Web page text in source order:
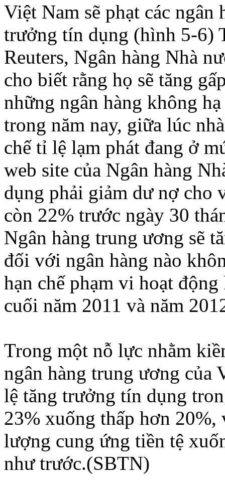
Việt Nam sẽ phạt các
trưởng tín dụng (hình 5-6)
Reuters, Ngân hàng Nhà
cho biết rằng họ sẽ tăng
những ngân hàng không
trong năm nay, giữa lúc
chế tỉ lệ lạm phát đang ở
web site của Ngân hàng
dụng phải giảm dư nợ cho
còn 22% trước ngày 30
Ngân hàng trung ương sẽ
đối với ngân hàng nào
hạn chế phạm vi hoạt
cuối năm 2011 và năm
Trong một nỗ lực nhằm
ngân hàng trung ương của
lệ tăng trưởng tín dụng
23% xuống thấp hơn 20%,
lượng cung ứng tiền tệ
như trước.(SBTN)